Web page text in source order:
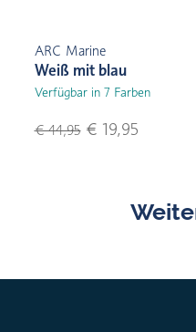
ARC Marine
Weiß mit blau
Verfügbar in 7 Farben
€ 44,95€ 19,95